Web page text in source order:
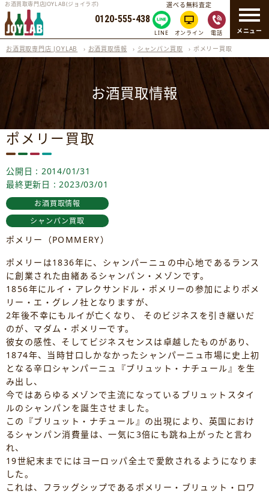
メニュー
お酒買取専門店JOYLAB(ジョイラボ)
0120-555-438
選べる無料査定
LINE オンライン 電話
お酒買取専門店 JOYLAB › お酒買取情報 › シャンパン買取 › ポメリー買取
お酒買取情報
ポメリー買取
公開日 : 2014/01/31
最終更新日 : 2023/03/01
お酒買取情報
シャンパン買取
ポメリー（POMMERY）
ポメリーは1836年に、シャンパーニュの中心地であるランス
に創業された由緒あるシャンパン・メゾンです。
1856年にルイ・アレクサンドル・ポメリーの参加によりポメ
リー・エ・グレノ社となりますが、
2年後不幸にもルイが亡くなり、 そのビジネスを引き継いだ
のが、マダム・ポメリーです。
彼女の感性、そしてビジネスセンスは卓越したものがあり、
1874年、当時甘口しかなかったシャンパーニュ市場に史上初
となる辛口シャンパーニュ『ブリュット・ナチュール』を生
み出し、
今ではあらゆるメゾンで主流になっているブリュットスタイ
ルのシャンパンを誕生させました。
この『ブリュット・ナチュール』の出現により、英国におけ
るシャンパン消費量は、一気に3倍にも跳ね上がったと言わ
れ、
19世紀末までにはヨーロッパ全土で愛飲されるようになりま
した。
これは、フラッグシップであるポメリー・ブリュット・ロワ